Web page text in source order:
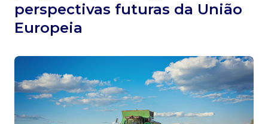
perspectivas futuras da União
Europeia